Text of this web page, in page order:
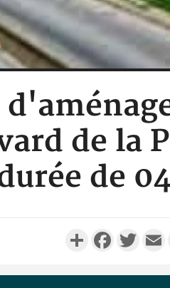
de la
de
PartagerFacebook